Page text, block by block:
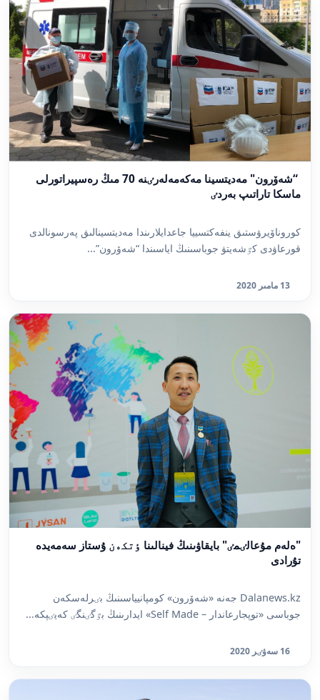
“شەۆرون" مەديتسينا مەكەمەلەرٸنە 70 مىڭ رەسپيراتورلى
ماسكا تاراتىپ بەردٸ
كوروناۆيرۋستىق ينفەكتسييا جاعدايلارىندا مەديتسينالىق پەرسونالدى
قورعاۋدى كٷشەيتۋ جوباسىنىڭ اياسىندا “شەۆرون”...
13 مامىر 2020
"ەلەم مۇعالٸمٸ" بايقاۋىنىڭ فينالىنا ٶتكەن ۇستاز سەمەيدە
تۇرادى
Dalanews.kz جەنە «شەۆرون» كومپانيياسىنىڭ بٸرلەسكەن
جوباسى «توپجارعاندار – Self Made» ايدارىنىڭ بٷگٸنگٸ كەيٸپكە...
16 سەۋٸر 2020